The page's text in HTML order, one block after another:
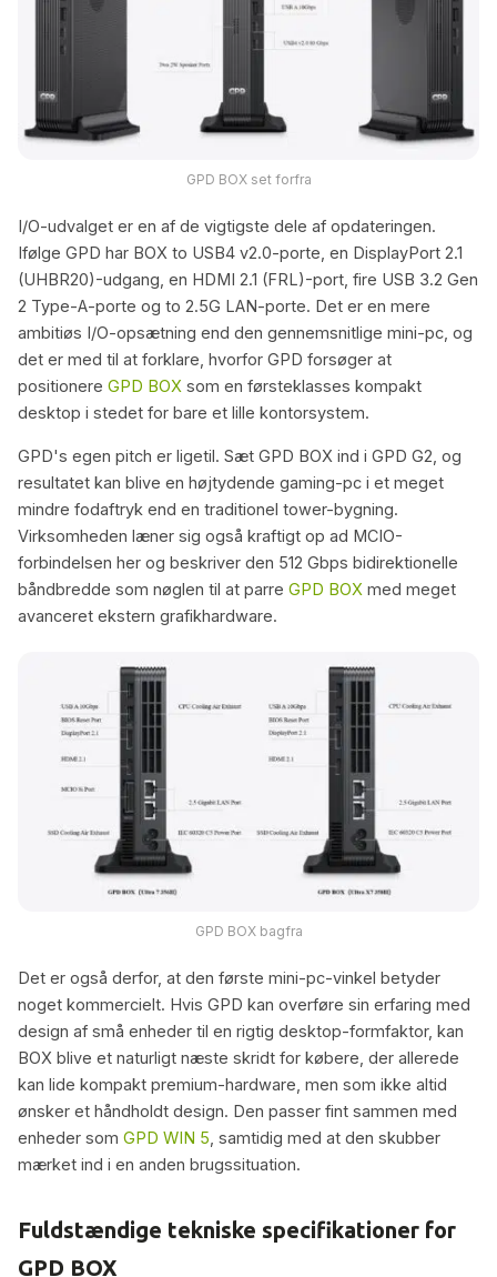
GPD BOX set forfra
I/O-udvalget er en af de vigtigste dele af opdateringen.
Ifølge GPD har BOX to USB4 v2.0-porte, en DisplayPort 2.1
(UHBR20)-udgang, en HDMI 2.1 (FRL)-port, fire USB 3.2 Gen
2 Type-A-porte og to 2.5G LAN-porte. Det er en mere
ambitiøs I/O-opsætning end den gennemsnitlige mini-pc, og
det er med til at forklare, hvorfor GPD forsøger at
positionere GPD BOX som en førsteklasses kompakt
desktop i stedet for bare et lille kontorsystem.
GPD's egen pitch er ligetil. Sæt GPD BOX ind i GPD G2, og
resultatet kan blive en højtydende gaming-pc i et meget
mindre fodaftryk end en traditionel tower-bygning.
Virksomheden læner sig også kraftigt op ad MCIO-
forbindelsen her og beskriver den 512 Gbps bidirektionelle
båndbredde som nøglen til at parre GPD BOX med meget
avanceret ekstern grafikhardware.
GPD BOX bagfra
Det er også derfor, at den første mini-pc-vinkel betyder
noget kommercielt. Hvis GPD kan overføre sin erfaring med
design af små enheder til en rigtig desktop-formfaktor, kan
BOX blive et naturligt næste skridt for købere, der allerede
kan lide kompakt premium-hardware, men som ikke altid
ønsker et håndholdt design. Den passer fint sammen med
enheder som GPD WIN 5 , samtidig med at den skubber
mærket ind i en anden brugssituation.
Fuldstændige tekniske specifikationer for
GPD BOX